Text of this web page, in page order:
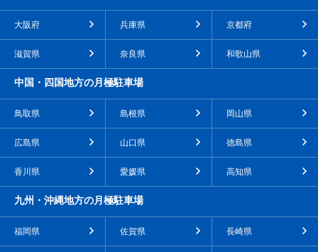
大阪府 兵庫県 京都府
滋賀県 奈良県 和歌山県
中国・四国地方の月極駐車場
鳥取県 島根県 岡山県
広島県 山口県 徳島県
香川県 愛媛県 高知県
九州・沖縄地方の月極駐車場
福岡県 佐賀県 長崎県